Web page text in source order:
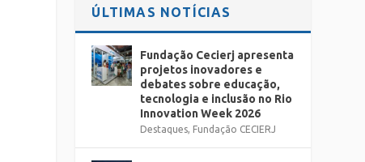
ÚLTIMAS NOTÍCIAS
Fundação Cecierj apresenta
projetos inovadores e
debates sobre educação,
tecnologia e inclusão no Rio
Innovation Week 2026
Destaques, Fundação CECIERJ